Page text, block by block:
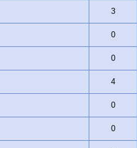
3
0
0
4
0
0